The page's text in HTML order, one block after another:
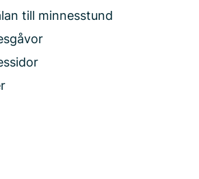
till minnesstund